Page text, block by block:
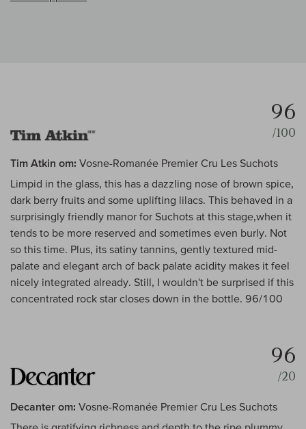
96
/100
Tim Atkin om: Vosne-Romanée Premier Cru Les Suchots
Limpid in the glass, this has a dazzling nose of brown spice,
dark berry fruits and some uplifting lilacs. This behaved in a
surprisingly friendly manor for Suchots at this stage,when it
tends to be more reserved and sometimes even burly. Not
so this time. Plus, its satiny tannins, gently textured mid-
palate and elegant arch of back palate acidity makes it feel
nicely integrated already. Still, I wouldn't be surprised if this
concentrated rock star closes down in the bottle. 96/100
96
/20
Decanter om: Vosne-Romanée Premier Cru Les Suchots